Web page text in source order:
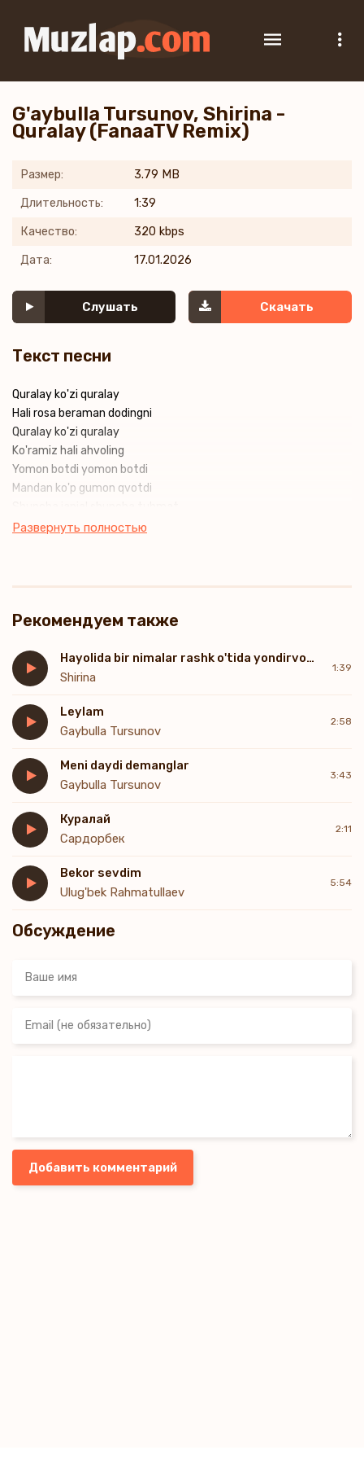
G'aybulla Tursunov, Shirina -
Quralay (FanaaTV Remix)
Размер: 3.79 MB
Длительность: 1:39
Качество: 320 kbps
Дата: 17.01.2026
Слушать Скачать
Текст песни
Quralay ko'zi quralay
Hali rosa beraman dodingni
Quralay ko'zi quralay
Ko'ramiz hali ahvoling
Yomon botdi yomon botdi
Mandan ko'p gumon qvotdi
Hayronman qatdan ovotdi
Развернуть полностью
Рекомендуем также
Hayolida bir nimalar rashk o'tida yondirvotdi (FanaaTV Remix)
Shirina
1:39
Leylam
Gaybulla Tursunov
2:58
Meni daydi demanglar
Gaybulla Tursunov
3:43
Куралай
Сардорбек
2:11
Bekor sevdim
Ulug'bek Rahmatullaev
5:54
Обсуждение
Добавить комментарий